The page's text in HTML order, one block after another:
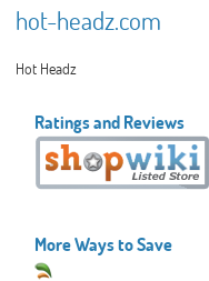
hot-headz.com
Hot Headz
Ratings and Reviews
More Ways to Save